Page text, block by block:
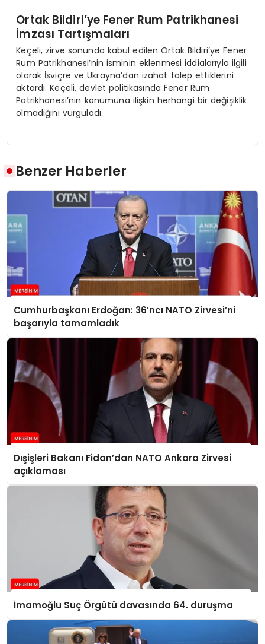
Ortak Bildiri’ye Fener Rum Patrikhanesi
İmzası Tartışmaları
Keçeli, zirve sonunda kabul edilen Ortak Bildiri’ye Fener
Rum Patrikhanesi’nin isminin eklenmesi iddialarıyla ilgili
olarak İsviçre ve Ukrayna’dan izahat talep ettiklerini
aktardı. Keçeli, devlet politikasında Fener Rum
Patrikhanesi’nin konumuna ilişkin herhangi bir değişiklik
olmadığını vurguladı.
Benzer Haberler
Cumhurbaşkanı Erdoğan: 36’ncı NATO Zirvesi’ni
başarıyla tamamladık
Dışişleri Bakanı Fidan’dan NATO Ankara Zirvesi
açıklaması
İmamoğlu Suç Örgütü davasında 64. duruşma